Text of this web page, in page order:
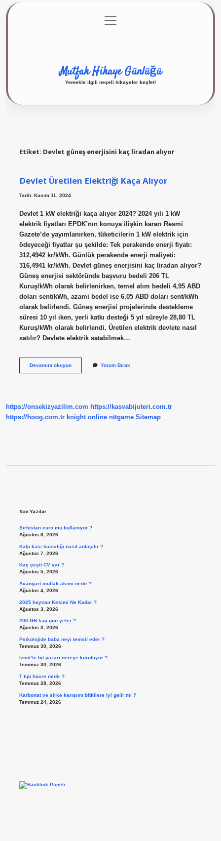
Gizlilik Politikası
menüyü
aç
Mutfak Hikaye Günlüğü
Yemekle ilgili neşeli hikayeler keşfet!
Etiket: Devlet güneş enerjisini kaç liradan alıyor
Devlet Üretilen Elektriği Kaça Alıyor
Tarih: Kasım 11, 2024
Devlet 1 kW elektriği kaça alıyor 2024? 2024 yılı 1 kW
elektrik fiyatları EPDK’nın konuya ilişkin kararı Resmi
Gazete’de yayımlanırken, tüketicilerin 1 kW elektrik için
ödeyeceği fiyatlar şu şekilde: Tek perakende enerji fiyatı:
312,4942 kr/kWh. Günlük perakende enerji maliyeti:
316,4941 kr/kWh. Devlet güneş enerjisini kaç liradan alıyor?
Güneş enerjisi sektöründe başvuru bedeli 206 TL
Kuruş/kWh olarak belirlenirken, temel alım bedeli 4,95 ABD
doları sent/kWh, azami bedel ise 6,05 ABD doları sent/kWh
olarak belirlendi. Güneş enerjisi projelerinde destekleme
süresi 10 yıl iken, yerli katkı desteği 5 yıl süreyle 28,80 TL
Kuruş/kWh olarak belirlendi. Üretilen elektrik devlete nasıl
satılır? Devlete elektrik satabilmek…
Devamını okuyunDevlet
Yorum Bırak
https://onsekizyazilim.com https://kasvabijuteri.com.tr
https://hoog.com.tr knight online nttgame Sitemap
Son Yazılar
Sırbistan euro mu kullanıyor ?
Ağustos 8, 2026
Kalp kası hastalığı nasıl anlaşılır ?
Ağustos 7, 2026
Kaç çeşit CV var ?
Ağustos 5, 2026
Avangart mutfak akımı nedir ?
Ağustos 4, 2026
2025 hayvan Kesimi Ne Kadar ?
Ağustos 3, 2026
200 GB kaç gün yeter ?
Ağustos 3, 2026
Psikolojide baba neyi temsil eder ?
Temmuz 30, 2026
İzmit’te bit pazarı nereye kuruluyor ?
Temmuz 30, 2026
T tipi hücre nedir ?
Temmuz 28, 2026
Karbonat ve sirke karışımı bitkilere iyi gelir mi ?
Temmuz 24, 2026